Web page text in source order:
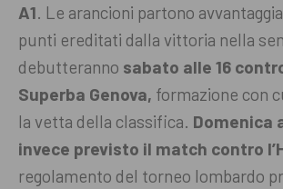
A1 . Le arancioni partono
punti ereditati dalla vittoria nella
debutteranno sabato alle 16
Superba Genova, formazione con
la vetta della classifica Domenica
invece previsto il match contro
regolamento del torneo lombardo